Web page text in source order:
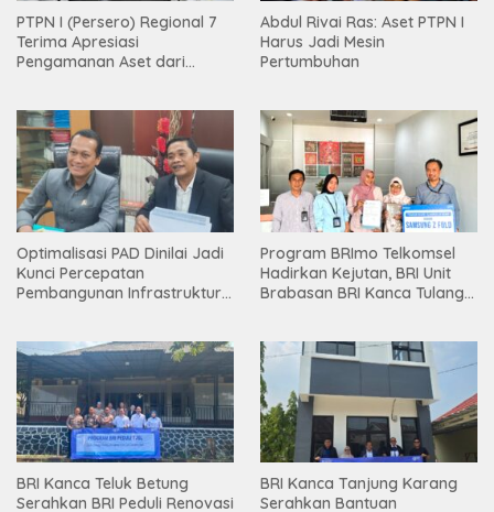
PTPN I (Persero) Regional 7
Terima Apresiasi
Pengamanan Aset dari
Abdul Rivai Ras: Aset PTPN I
Harus Jadi Mesin
Pertumbuhan
Optimalisasi PAD Dinilai Jadi
Kunci Percepatan
Pembangunan Infrastruktur
Program BRImo Telkomsel
Hadirkan Kejutan, BRI Unit
Brabasan BRI Kanca Tulang
Mesuji
BRI Kanca Teluk Betung
Serahkan BRI Peduli Renovasi
BRI Kanca Tanjung Karang
Serahkan Bantuan